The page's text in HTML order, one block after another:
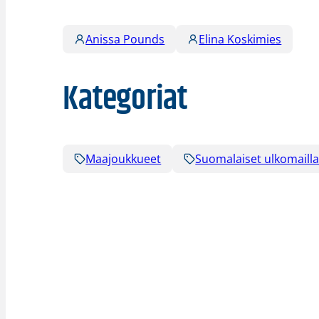
Anissa Pounds Elina Koskimies
Kategoriat
Maajoukkueet Suomalaiset ulkomailla